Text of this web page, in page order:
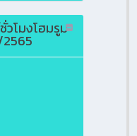
วโมงโฮมรูม
2565